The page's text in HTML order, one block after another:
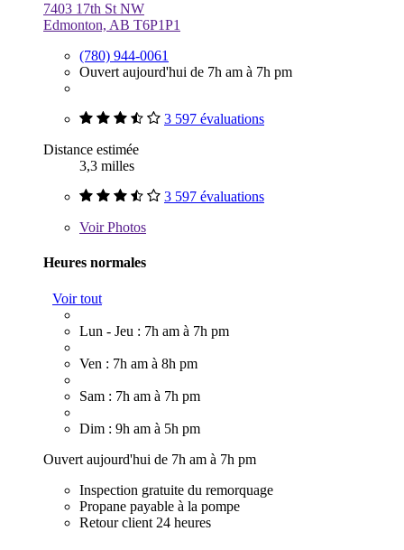
7403 17th St NW
Edmonton, AB T6P1P1
(780) 944-0061
Ouvert aujourd'hui de 7h am à 7h pm
3 597 évaluations
Distance estimée
3,3 milles
3 597 évaluations
VoirPhotos
Heures normales
Voir tout
Lun - Jeu : 7h am à 7h pm
Ven : 7h am à 8h pm
Sam : 7h am à 7h pm
Dim : 9h am à 5h pm
Ouvert aujourd'hui de 7h am à 7h pm
Inspection gratuite du remorquage
Propane payable à la pompe
Retour client 24 heures